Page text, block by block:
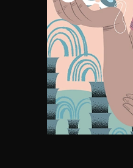
Aplique LELO
na bola que
Comece com
gradualmente
mais resistência.